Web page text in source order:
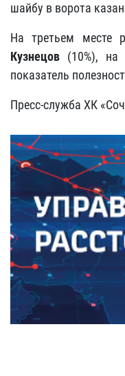
шайбу в ворота
На третьем месте
Кузнецов (10%), на
показатель
Пресс-служба ХК